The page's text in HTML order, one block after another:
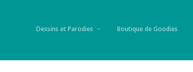
Dessins et Parodies Boutique de Goodies